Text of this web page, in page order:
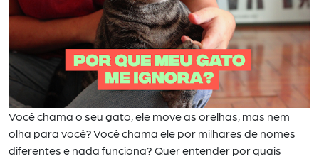
Você chama o seu gato, ele move as orelhas, mas nem
olha para você? Você chama ele por milhares de nomes
diferentes e nada funciona? Quer entender por quais